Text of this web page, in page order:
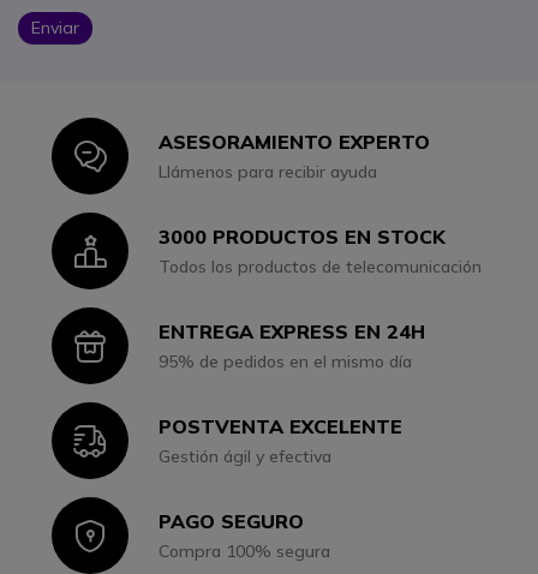
Enviar
IconASESORAMIENTO EXPERTO
Llámenos para recibir ayuda
Icon3000 PRODUCTOS EN STOCK
Todos los productos de telecomunicación
IconENTREGA EXPRESS EN 24H
95% de pedidos en el mismo día
IconPOSTVENTA EXCELENTE
Gestión ágil y efectiva
IconPAGO SEGURO
Compra 100% segura